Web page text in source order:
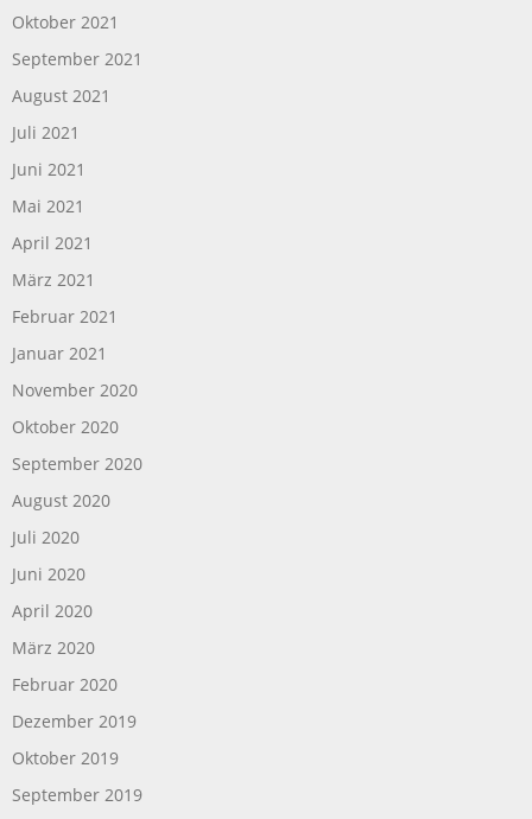
Oktober 2021
September 2021
August 2021
Juli 2021
Juni 2021
Mai 2021
April 2021
März 2021
Februar 2021
Januar 2021
November 2020
Oktober 2020
September 2020
August 2020
Juli 2020
Juni 2020
April 2020
März 2020
Februar 2020
Dezember 2019
Oktober 2019
September 2019